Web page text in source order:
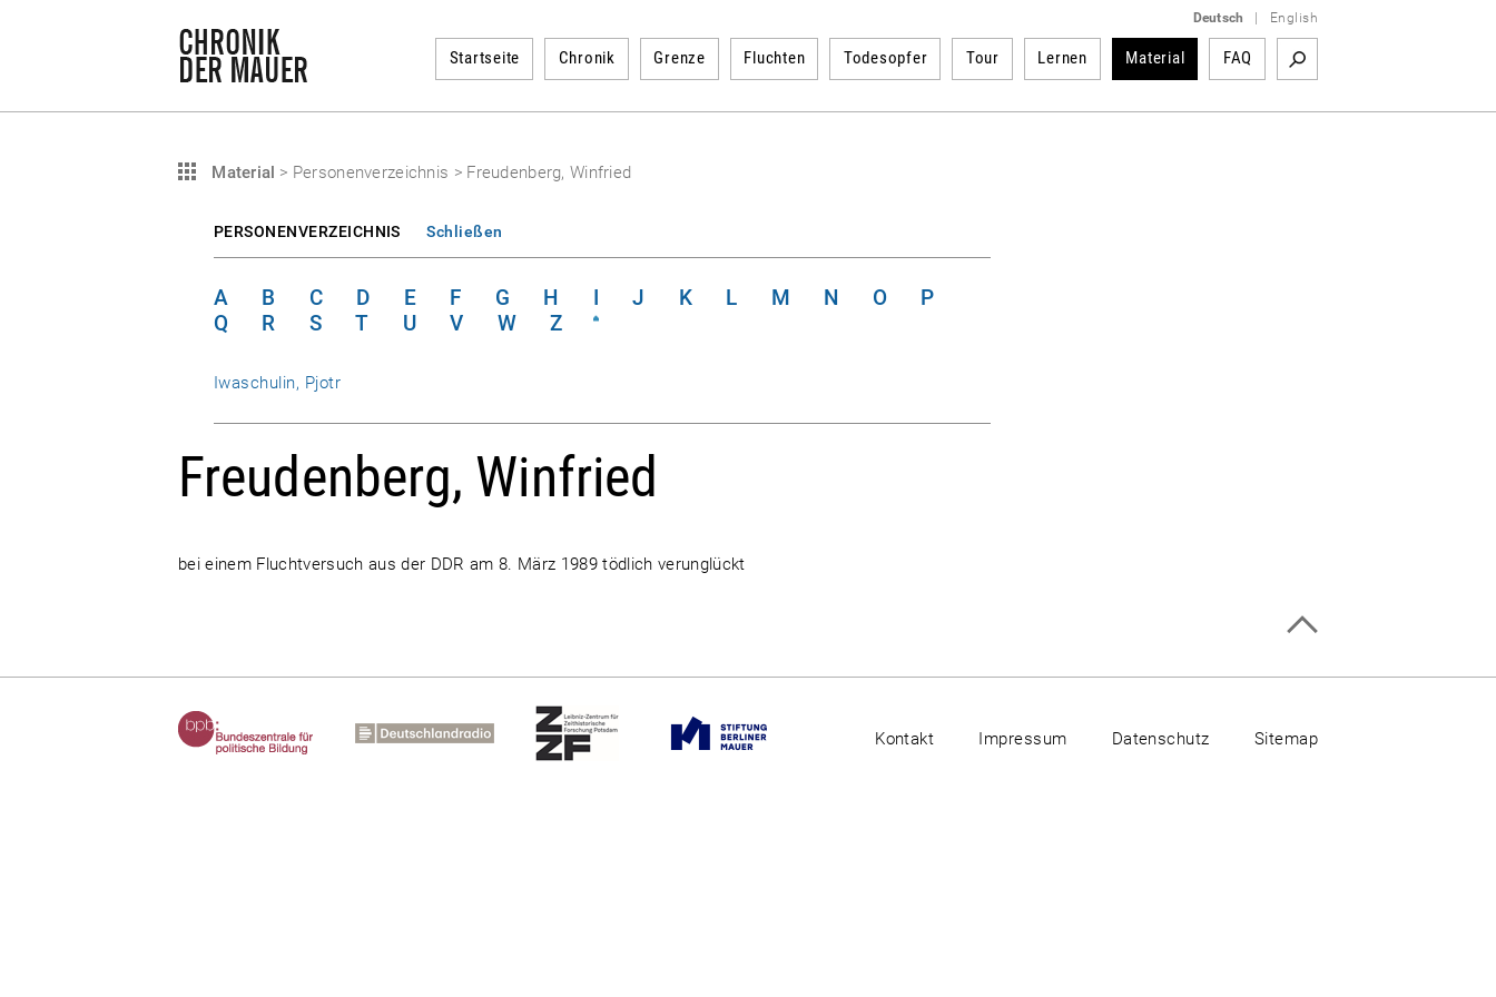
Deutsch English
Startseite Chronik Grenze Fluchten Todesopfer Tour Lernen Material FAQ
Material > Personenverzeichnis > Freudenberg, Winfried
PERSONENVERZEICHNIS Schließen
A B C D E F G H I J K L M N O
P
Q
R S T U V W Z
Iwaschulin, Pjotr
Freudenberg, Winfried
bei einem Fluchtversuch aus der DDR am 8. März 1989 tödlich verunglückt
Kontakt Impressum Datenschutz Sitemap